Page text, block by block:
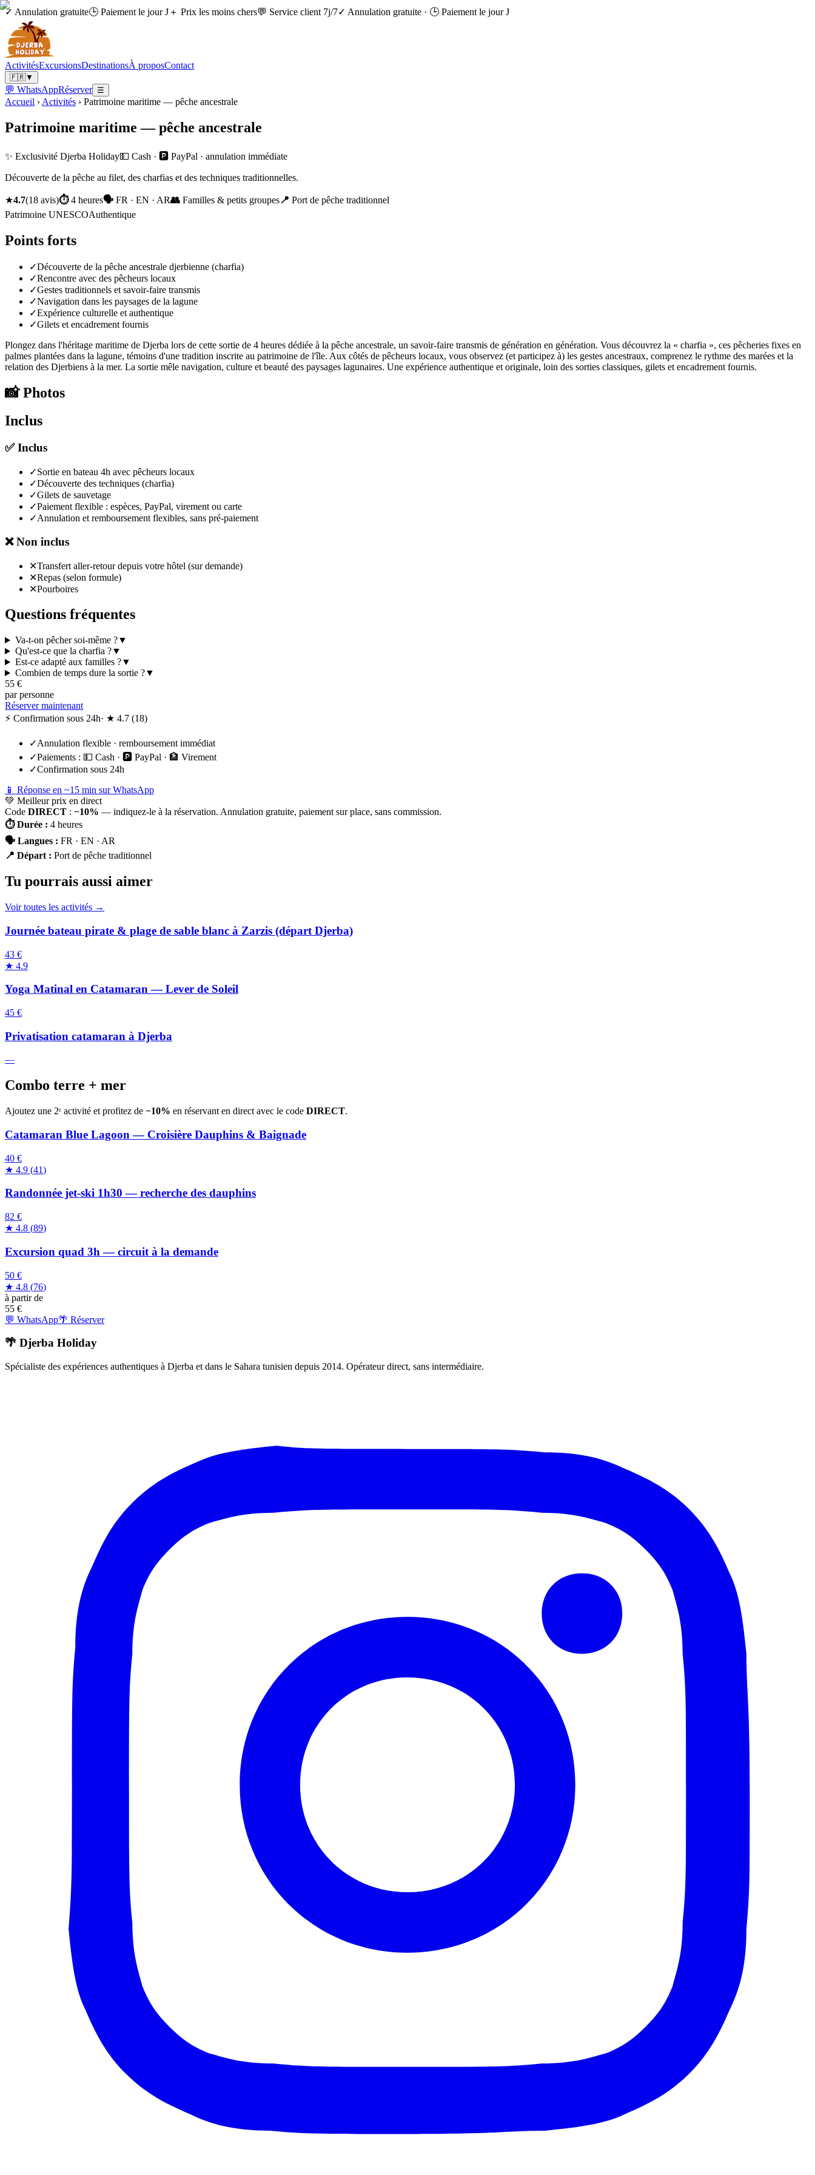
✓ Annulation gratuite🕒 Paiement le jour J＋ Prix les moins chers💬 Service client 7j/7✓ Annulation gratuite · 🕒 Paiement le jour J
ActivitésExcursionsDestinationsÀ proposContact
🇫🇷▼
💬 WhatsAppRéserver ☰
Accueil › Activités › Patrimoine maritime — pêche ancestrale
Patrimoine maritime — pêche ancestrale
✨ Exclusivité Djerba Holiday💵 Cash · 🅿️ PayPal · annulation immédiate
Découverte de la pêche au filet, des charfias et des techniques traditionnelles.
★4.7(18 avis)⏱ 4 heures🗣 FR · EN · AR👥 Familles & petits groupes📍 Port de pêche traditionnel
Patrimoine UNESCOAuthentique
Points forts
✓Découverte de la pêche ancestrale djerbienne (charfia)
✓Rencontre avec des pêcheurs locaux
✓Gestes traditionnels et savoir-faire transmis
✓Navigation dans les paysages de la lagune
✓Expérience culturelle et authentique
✓Gilets et encadrement fournis
Plongez dans l'héritage maritime de Djerba lors de cette sortie de 4 heures dédiée à la pêche ancestrale, un savoir-faire transmis de génération en génération. Vous découvrez la « charfia », ces pêcheries fixes en
palmes plantées dans la lagune, témoins d'une tradition inscrite au patrimoine de l'île. Aux côtés de pêcheurs locaux, vous observez (et participez à) les gestes ancestraux, comprenez le rythme des marées et la
relation des Djerbiens à la mer. La sortie mêle navigation, culture et beauté des paysages lagunaires. Une expérience authentique et originale, loin des sorties classiques, gilets et encadrement fournis.
📸Photos
Inclus
✅Inclus
✓Sortie en bateau 4h avec pêcheurs locaux
✓Découverte des techniques (charfia)
✓Gilets de sauvetage
✓Paiement flexible : espèces, PayPal, virement ou carte
✓Annulation et remboursement flexibles, sans pré-paiement
❌Non inclus
✕Transfert aller-retour depuis votre hôtel (sur demande)
✕Repas (selon formule)
✕Pourboires
Questions fréquentes
Va-t-on pêcher soi-même ?▼
Qu'est-ce que la charfia ?▼
Est-ce adapté aux familles ?▼
Combien de temps dure la sortie ?▼
55 €
par personne
Réserver maintenant
⚡ Confirmation sous 24h· ★ 4.7 (18)
✓Annulation flexible · remboursement immédiat
✓Paiements : 💵 Cash · 🅿️ PayPal · 🏦 Virement
✓Confirmation sous 24h
📱 Réponse en ~15 min sur WhatsApp
💚 Meilleur prix en direct
Code DIRECT : −10% — indiquez-le à la réservation. Annulation gratuite, paiement sur place, sans commission.
⏱Durée : 4 heures
🗣 Langues : FR · EN · AR
📍 Départ : Port de pêche traditionnel
Tu pourrais aussi aimer
Voir toutes les activités →
Journée bateau pirate & plage de sable blanc à Zarzis (départ Djerba)
43 €
★ 4.9
Yoga Matinal en Catamaran — Lever de Soleil
45 €
Privatisation catamaran à Djerba
—
Combo terre + mer
Ajoutez une 2ᵉ activité et profitez de −10% en réservant en direct avec le code DIRECT.
Catamaran Blue Lagoon — Croisière Dauphins & Baignade
40 €
★ 4.9 (41)
Randonnée jet-ski 1h30 — recherche des dauphins
82 €
★ 4.8 (89)
Excursion quad 3h — circuit à la demande
50 €
★ 4.8 (76)
à partir de
55 €
💬 WhatsApp🌴 Réserver
🌴 Djerba Holiday
Spécialiste des expériences authentiques à Djerba et dans le Sahara tunisien depuis 2014. Opérateur direct, sans intermédiaire.